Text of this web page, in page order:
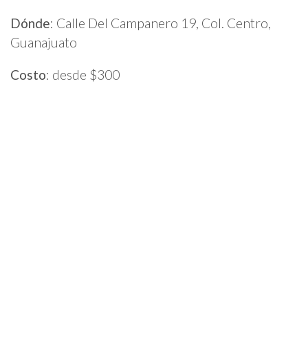
Dónde: Calle Del Campanero 19, Col. Centro,
Guanajuato
Costo: desde $300